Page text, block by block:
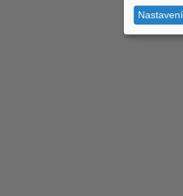
Nastavení